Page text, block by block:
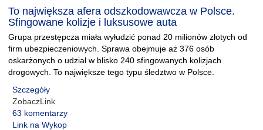
To największa afera odszkodowawcza w Polsce.
Sfingowane kolizje i luksusowe auta
Grupa przestępcza miała wyłudzić ponad 20 milionów złotych od
firm ubezpieczeniowych. Sprawa obejmuje aż 376 osób
oskarżonych o udział w blisko 240 sfingowanych kolizjach
drogowych. To największe tego typu śledztwo w Polsce.
Szczegóły
ZobaczLink
63 komentarzy
Link na Wykop